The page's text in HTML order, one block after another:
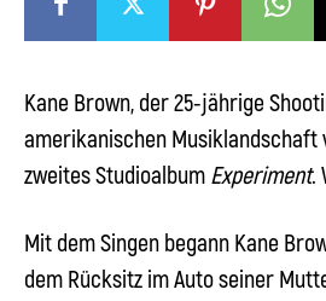
Kane Brown, der 25-jährige
amerikanischen
zweites Studioalbum Experiment.
Mit dem Singen begann Kane
dem Rücksitz im Auto seiner